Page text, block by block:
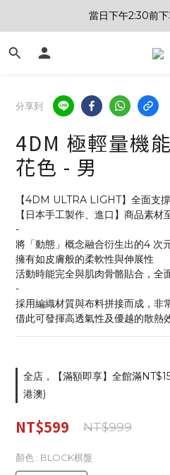
當日下午2:30前
分享到
4DM 極輕量機
花色 - 男
【4DM ULTRA LIGHT】全面支
【日本手工製作、進口】商品素
-
將「動態」概念融合衍生出的4 次
擁有如皮膚般的柔軟性與伸展性
活動時能完全與肌肉骨骼貼合，全
-
採用編織材質與布料拼接而成，非
借此可發揮高透氣性及優越的散熱
全店，【滿額即享】全館滿
港澳)
NT$599 NT$999
顏色 : BLOCK棋盤